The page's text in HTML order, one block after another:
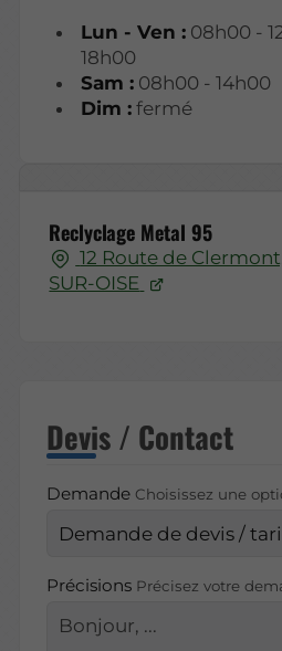
Lun - Ven :08h00 -
18h00
Sam :08h00 - 14h00
Dim :fermé
Reclyclage Metal 95
12 Route de
SUR-OISE
Devis / Contact
Demande Choisissez une
Précisions Précisez votre